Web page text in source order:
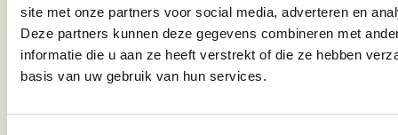
site met onze partners voor social media, adverteren en
Deze partners kunnen deze gegevens combineren met
informatie die u aan ze heeft verstrekt of die ze hebben
basis van uw gebruik van hun services.
Bijzondere fietsen
Het is mogelijk om bijzondere soorten fietsen te